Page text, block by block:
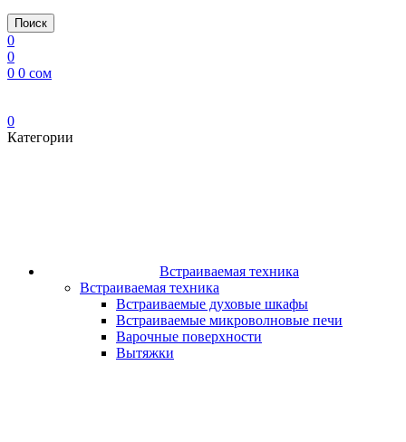
Поиск
0
0
0 0 сом
0
Категории
Встраиваемая техника
Встраиваемая техника
Встраиваемые духовые шкафы​
Встраиваемые микроволновые печи​
Варочные поверхности​
Вытяжки